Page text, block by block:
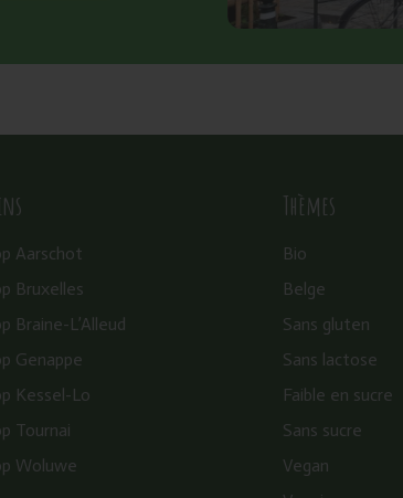
Aarschot
Bruxelles
Braine-L’Alleud
Genappe
Kessel-Lo
Tournai
Woluwe
Thèmes
Bio
Belge
Sans gluten
Sans lactose
Faible en sucre
Sans sucre
Vegan